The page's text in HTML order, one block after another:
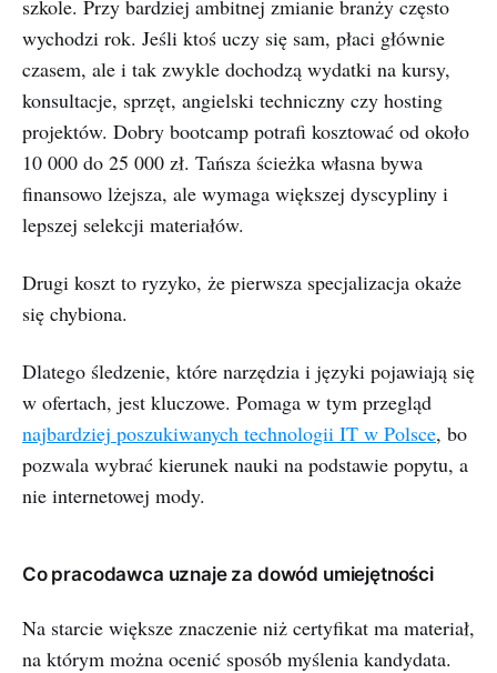
szkole. Przy bardziej ambitnej zmianie branży często
wychodzi rok. Jeśli ktoś uczy się sam, płaci głównie
czasem, ale i tak zwykle dochodzą wydatki na kursy,
konsultacje, sprzęt, angielski techniczny czy hosting
projektów. Dobry bootcamp potrafi kosztować od około
10 000 do 25 000 zł. Tańsza ścieżka własna bywa
finansowo lżejsza, ale wymaga większej dyscypliny i
lepszej selekcji materiałów.
Drugi koszt to ryzyko, że pierwsza specjalizacja okaże
się chybiona.
Dlatego śledzenie, które narzędzia i języki pojawiają się
w ofertach, jest kluczowe. Pomaga w tym przegląd
najbardziej poszukiwanych technologii IT w Polsce, bo
pozwala wybrać kierunek nauki na podstawie popytu, a
nie internetowej mody.
Co pracodawca uznaje za dowód umiejętności
Na starcie większe znaczenie niż certyfikat ma materiał,
na którym można ocenić sposób myślenia kandydata.